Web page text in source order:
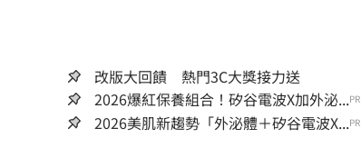
改版大回饋 熱門3C大獎接力送
2026爆紅保養組合！矽谷電波X加外泌...PR
2026美肌新趨勢「外泌體＋矽谷電波X...PR